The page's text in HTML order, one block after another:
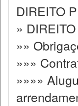
DIREITO
»
»»
»»»
»»»»